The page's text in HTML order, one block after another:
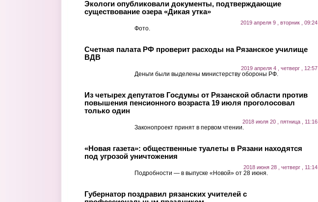
Экологи опубликовали документы, подтверждающие
существование озера «Дикая утка»
2019 апреля 9 , вторник , 09:24
Фото.
Счетная палата РФ проверит расходы на Рязанское училище
ВДВ
2019 апреля 4 , четверг , 12:57
Деньги были выделены министерству обороны РФ.
Из четырех депутатов Госдумы от Рязанской области против
повышения пенсионного возраста 19 июля проголосовал
только один
2018 июля 20 , пятница , 11:16
Законопроект принят в первом чтении.
«Новая газета»: общественные туалеты в Рязани находятся
под угрозой уничтожения
2018 июня 28 , четверг , 11:14
Подробности — в выпуске «Новой» от 28 июня.
Губернатор поздравил рязанских учителей с